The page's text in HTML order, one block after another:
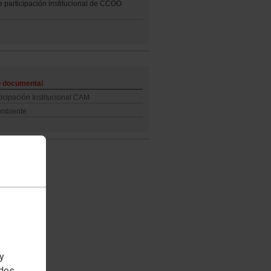
participación institucional de CCOO
Institucional CAM